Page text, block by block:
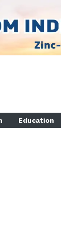
Education